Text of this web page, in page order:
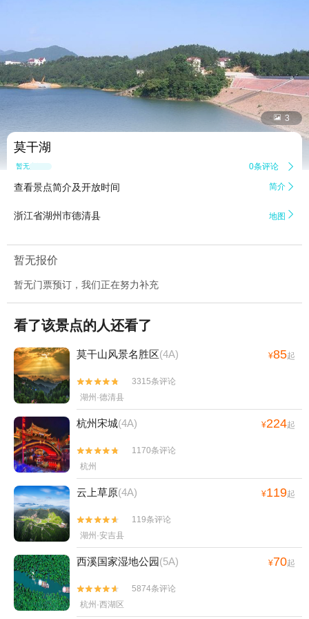
 3
莫干湖
暂无点评 0条评论 
查看景点简介及开放时间 简介 
浙江省湖州市德清县 地图 
暂无报价
暂无门票预订，我们正在努力补充
看了该景点的人还看了
莫干山风景名胜区(4A) ¥85起


3315条评论
湖州·德清县
杭州宋城(4A) ¥224起


1170条评论
杭州
云上草原(4A) ¥119起


119条评论
湖州·安吉县
西溪国家湿地公园(5A) ¥70起


5874条评论
杭州·西湖区